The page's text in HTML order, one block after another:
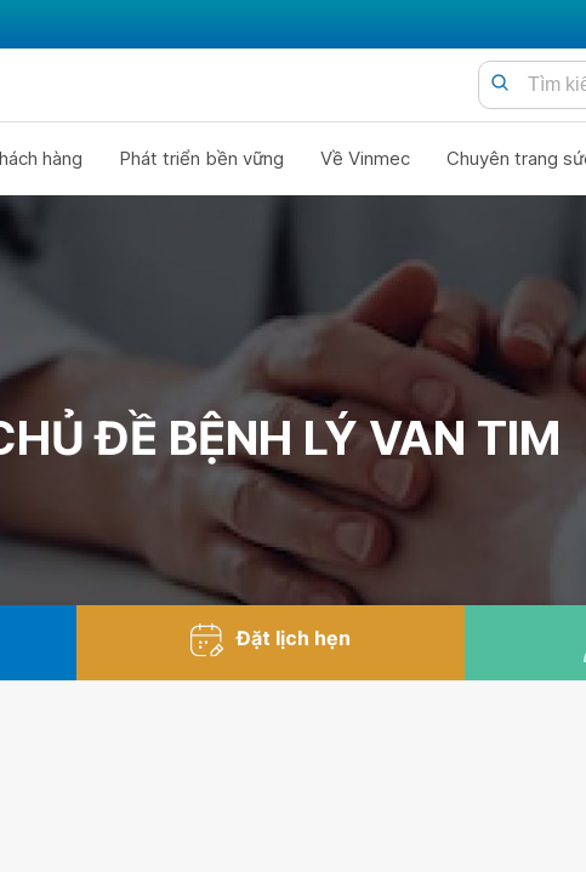
hàng Phát triển bền vững Về Vinmec Chuyên trang
ĐỀ BỆNH LÝ VAN TIM
Đặt lịch hẹn